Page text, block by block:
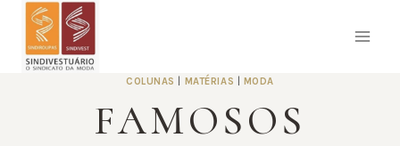
Pular
COLUNAS MATÉRIAS MODA
FAMOSOS